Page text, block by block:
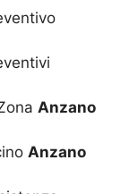
Anzano
Anzano